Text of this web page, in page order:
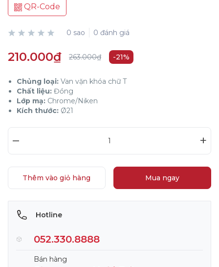
QR-Code
0 sao 0 đánh giá
210.000₫ 263.000₫ -21%
Chủng loại: Van vặn khóa chữ T
Chất liệu: Đồng
Lớp mạ: Chrome/Niken
Kích thước: Ø21
– +
Thêm vào giỏ hàng Mua ngay
Hotline
052.330.8888
Bán hàng